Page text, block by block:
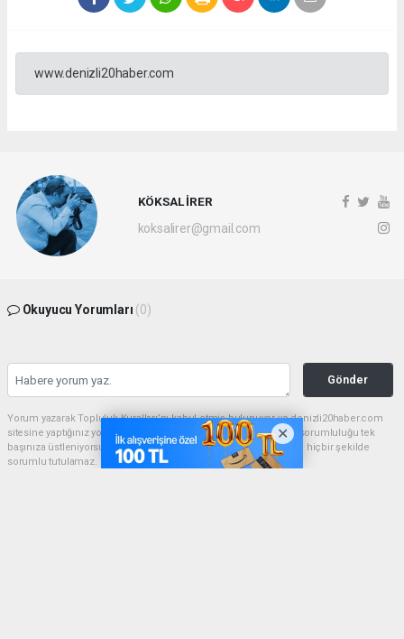
www.denizli20haber.com
KÖKSAL İRER
koksalirer@gmail.com
Okuyucu Yorumları (0)
Gönder
Yorum yazarak Topluluk Kuralları’nı kabul etmiş bulunuyor ve denizli20haber.com
sitesine yaptığınız yorumunuzla ilgili doğrudan veya dolaylı tüm sorumluluğu tek
başınıza üstleniyorsunuz. Yazılan tüm yorumlardan site yönetimi hiçbir şekilde
sorumlu tutulamaz.